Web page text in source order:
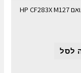
טונר HP תואם HP CF283X M127
לסל